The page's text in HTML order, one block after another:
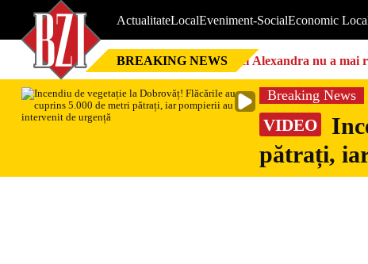
ActualitateLocalEveniment-SocialEconomic
BREAKING NEWS Nici Alexandra nu a
Breaking News
VIDEO
pătrați,